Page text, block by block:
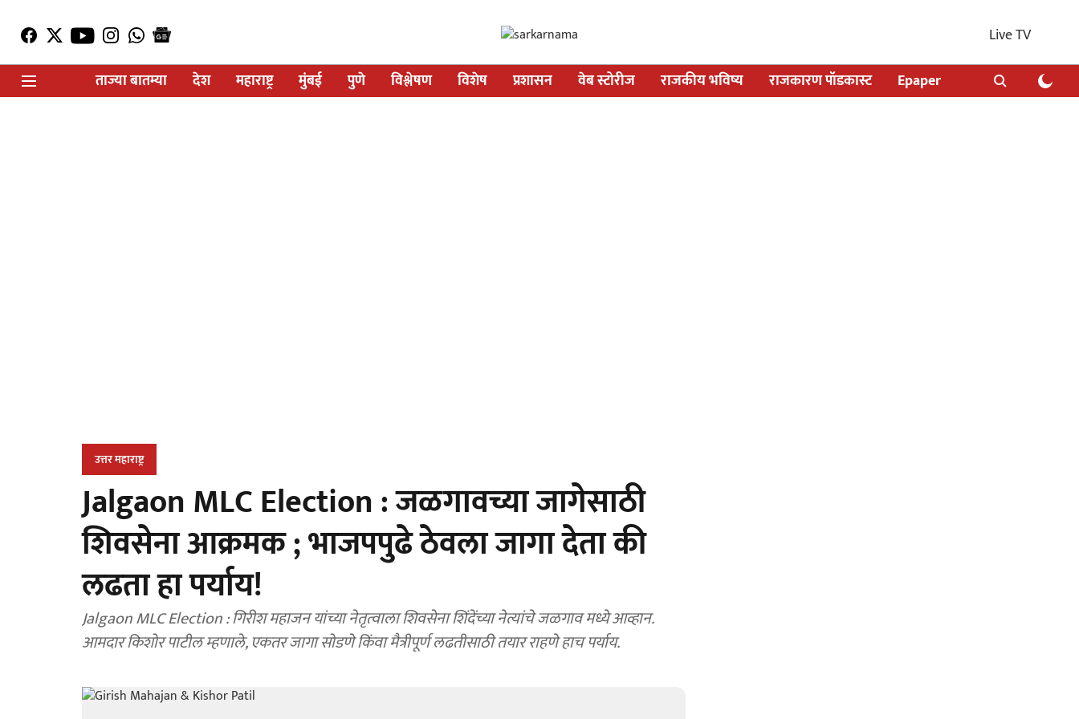
Live TV
ताज्या बातम्या
देश महाराष्ट्र मुंबई पुणे विश्लेषण विशेष प्रशासन वेब स्टोरीज राजकीय भविष्य राजकारण पॉडकास्ट Epaper
उत्तर महाराष्ट्र
Jalgaon MLC Election : जळगावच्या जागेसाठी
शिवसेना आक्रमक ; भाजपपुढे ठेवला जागा देता की
लढता हा पर्याय!
Jalgaon MLC Election : गिरीश महाजन यांच्या नेतृत्वाला शिवसेना शिंदेंच्या नेत्यांचे जळगाव मध्ये आव्हान.
आमदार किशोर पाटील म्हणाले, एकतर जागा सोडणे किंवा मैत्रीपूर्ण लढतीसाठी तयार राहणे हाच पर्याय.